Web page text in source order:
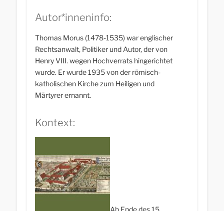
Autor*inneninfo:
Thomas Morus (1478-1535) war englischer
Rechtsanwalt, Politiker und Autor, der von
Henry VIII. wegen Hochverrats hingerichtet
wurde. Er wurde 1935 von der römisch-
katholischen Kirche zum Heiligen und
Märtyrer ernannt.
Kontext:
Ab Ende des 15.